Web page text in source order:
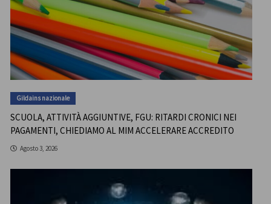
Gildains nazionale
SCUOLA, ATTIVITÀ AGGIUNTIVE, FGU: RITARDI CRONICI NEI
PAGAMENTI, CHIEDIAMO AL MIM ACCELERARE ACCREDITO
Agosto 3, 2026